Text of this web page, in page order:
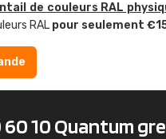
de couleurs RAL
RAL pour seulement
60 10 Quantum